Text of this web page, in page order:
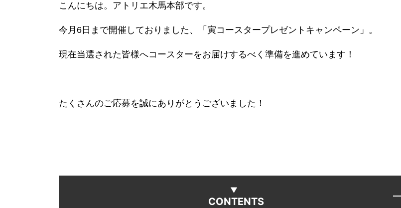
こんにちは。アトリエ木馬本部です。
今月6日まで開催しておりました、「寅コースタープレゼントキャンペーン」。
現在当選された皆様へコースターをお届けするべく準備を進めています！
たくさんのご応募を誠にありがとうございました！
CONTENTS